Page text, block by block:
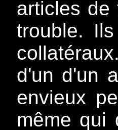
articles de
trouble.
d'un d'un
envieux
même qui